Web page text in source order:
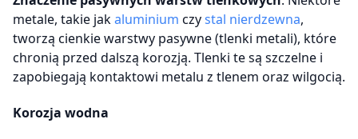
metale, takie jakaluminium czystal nierdzewna,
tworzą cienkie warstwy pasywne (tlenki metali), które
chronią przed dalszą korozją. Tlenki te są szczelne i
zapobiegają kontaktowi metalu z tlenem oraz wilgocią.
Korozja wodna